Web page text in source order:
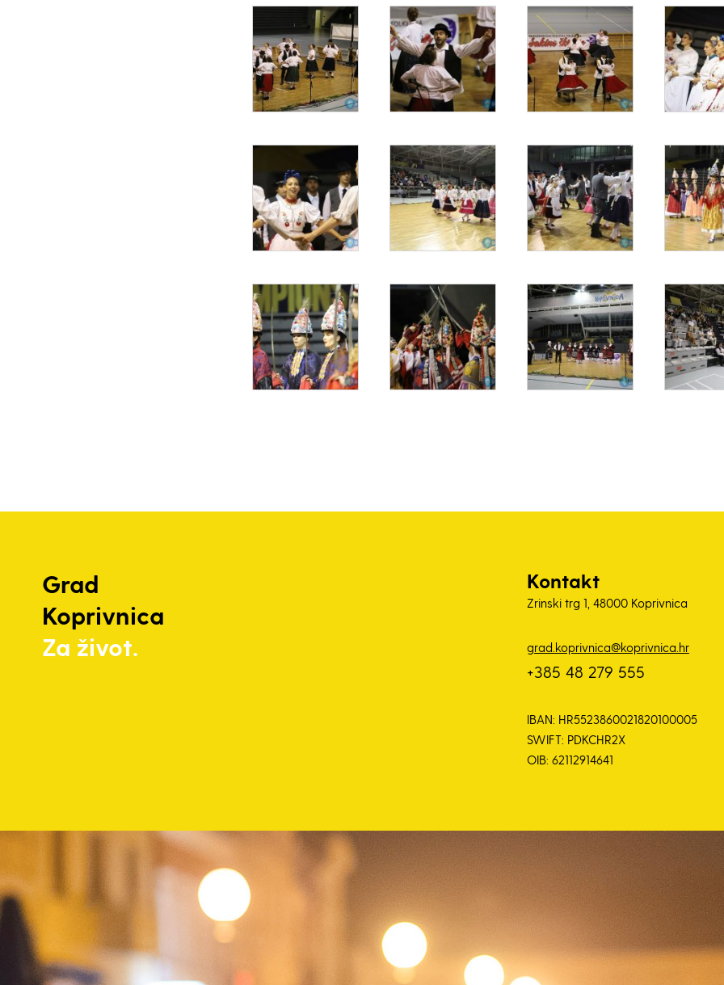
Grad
Koprivnica
Za život.
Kontakt
Zrinski trg 1, 48000 Koprivnica
grad.koprivnica@koprivnica.hr
+385 48 279 555
IBAN: HR5523860021820100005
SWIFT: PDKCHR2X
OIB: 62112914641